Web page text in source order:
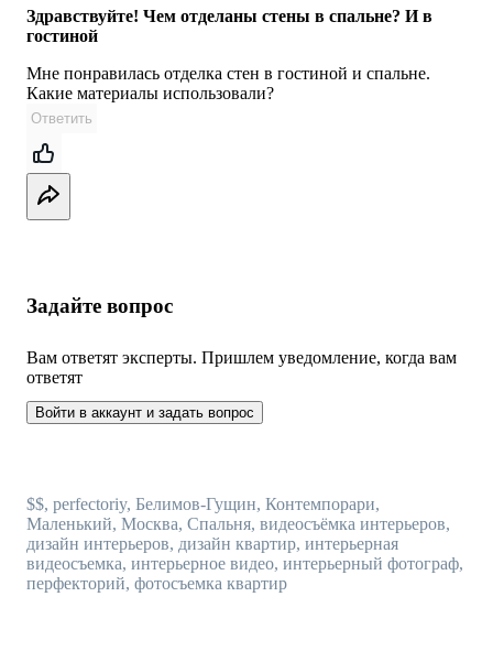
Здравствуйте! Чем отделаны стены в спальне? И в
гостиной
Мне понравилась отделка стен в гостиной и спальне.
Какие материалы использовали?
Ответить
Задайте вопрос
Вам ответят эксперты. Пришлем уведомление, когда вам
ответят
Войти в аккаунт и задать вопрос
$$, perfectoriy, Белимов-Гущин, Контемпорари,
Маленький, Москва, Спальня, видеосъёмка интерьеров,
дизайн интерьеров, дизайн квартир, интерьерная
видеосъемка, интерьерное видео, интерьерный фотограф,
перфекторий, фотосъемка квартир